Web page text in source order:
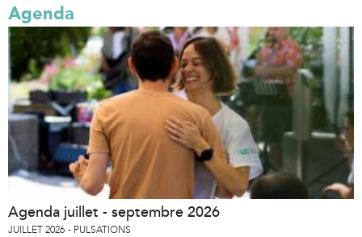
Agenda
Agenda juillet - septembre 2026
JUILLET 2026 PULSATIONS